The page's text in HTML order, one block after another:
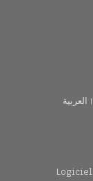
العربية |